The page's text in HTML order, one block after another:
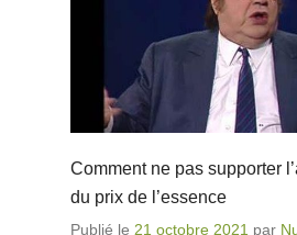
Comment ne pas supporter
du prix de l’essence
Publié le 21 octobre 2021 par